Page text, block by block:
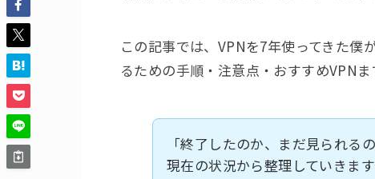
この記事では、VPNを7年使ってきた僕
るための手順・注意点・おすすめVPNま
「終了したのか、まだ見られる
現在の状況から整理していきます